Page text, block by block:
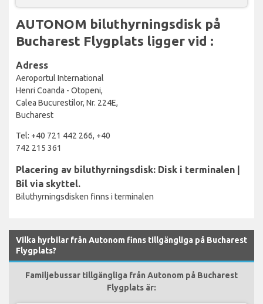
AUTONOM biluthyrningsdisk på
Bucharest Flygplats ligger vid :
Adress
Aeroportul International
Henri Coanda - Otopeni,
Calea Bucurestilor, Nr. 224E,
Bucharest
Tel: +40 721 442 266, +40
742 215 361
Placering av biluthyrningsdisk: Disk i terminalen |
Bil via skyttel.
Biluthyrningsdisken finns i terminalen
Vilka hyrbilar från Autonom finns tillgängliga på Bucharest
Flygplats?
Familjebussar tillgängliga från Autonom på Bucharest
Flygplats är: